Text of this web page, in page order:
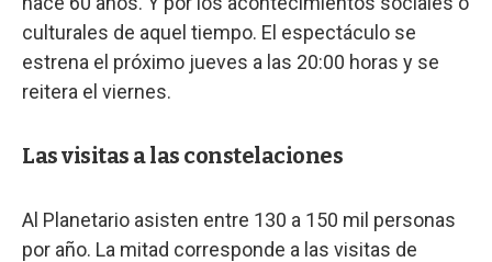
culturales de aquel tiempo. El espectáculo se
estrena el próximo jueves a las 20:00 horas y se
reitera el viernes.
Las visitas a las constelaciones
Al Planetario asisten entre 130 a 150 mil personas
por año. La mitad corresponde a las visitas de